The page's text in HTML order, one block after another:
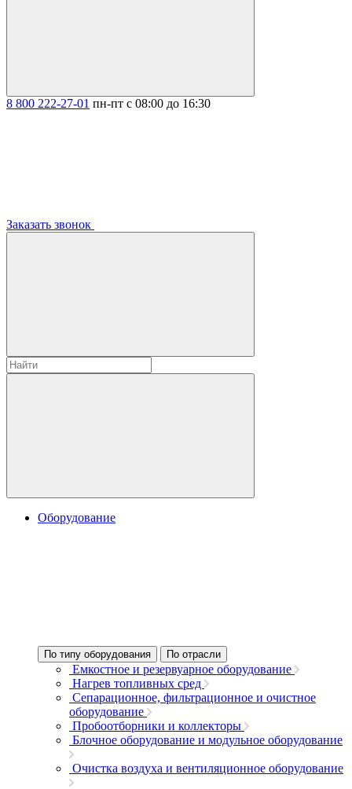
8 800 222-27-01 пн-пт с 08:00 до 16:30
Заказать звонок
Оборудование
По типу оборудования По отрасли
Емкостное и резервуарное оборудование
Нагрев топливных сред
Сепарационное, фильтрационное и очистное
оборудование
Пробоотборники и коллекторы
Блочное оборудование и модульное оборудование
Очистка воздуха и вентиляционное оборудование